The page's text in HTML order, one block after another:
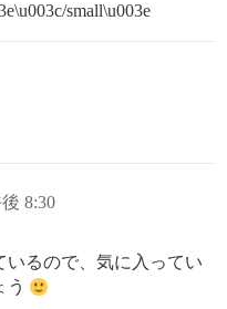
small\u003e
8:30
いるので、気に入ってい
う